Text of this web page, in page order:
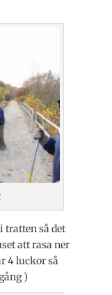
tratten så det
att rasa ner
4 luckor så
)